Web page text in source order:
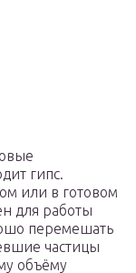
гипс.
или в готовом
для работы
перемешать
частицы
объёму